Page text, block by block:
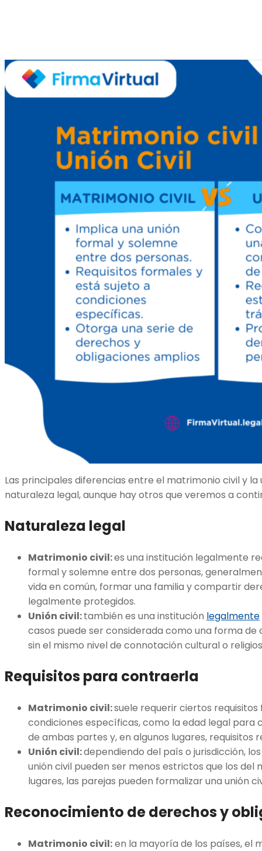
Las principales diferencias entre el matrimonio civil y la
naturaleza legal, aunque hay otros que veremos a
Naturaleza legal
Matrimonio civil:es una institución legalmente
formal y solemne entre dos personas,
vida en común, formar una familia y compartir
legalmente protegidos.
Unión civil:también es una institución legalmente
casos puede ser considerada como una forma de
sin el mismo nivel de connotación cultural o
Requisitos para contraerla
Matrimonio civil:suele requerir ciertos
condiciones específicas, como la edad legal para
de ambas partes y, en algunos lugares, requisitos
Unión civil:dependiendo del país o jurisdicción,
unión civil pueden ser menos estrictos que los del
lugares, las parejas pueden formalizar una unión
Reconocimiento de derechos y
Matrimonio civil:en la mayoría de los países, el